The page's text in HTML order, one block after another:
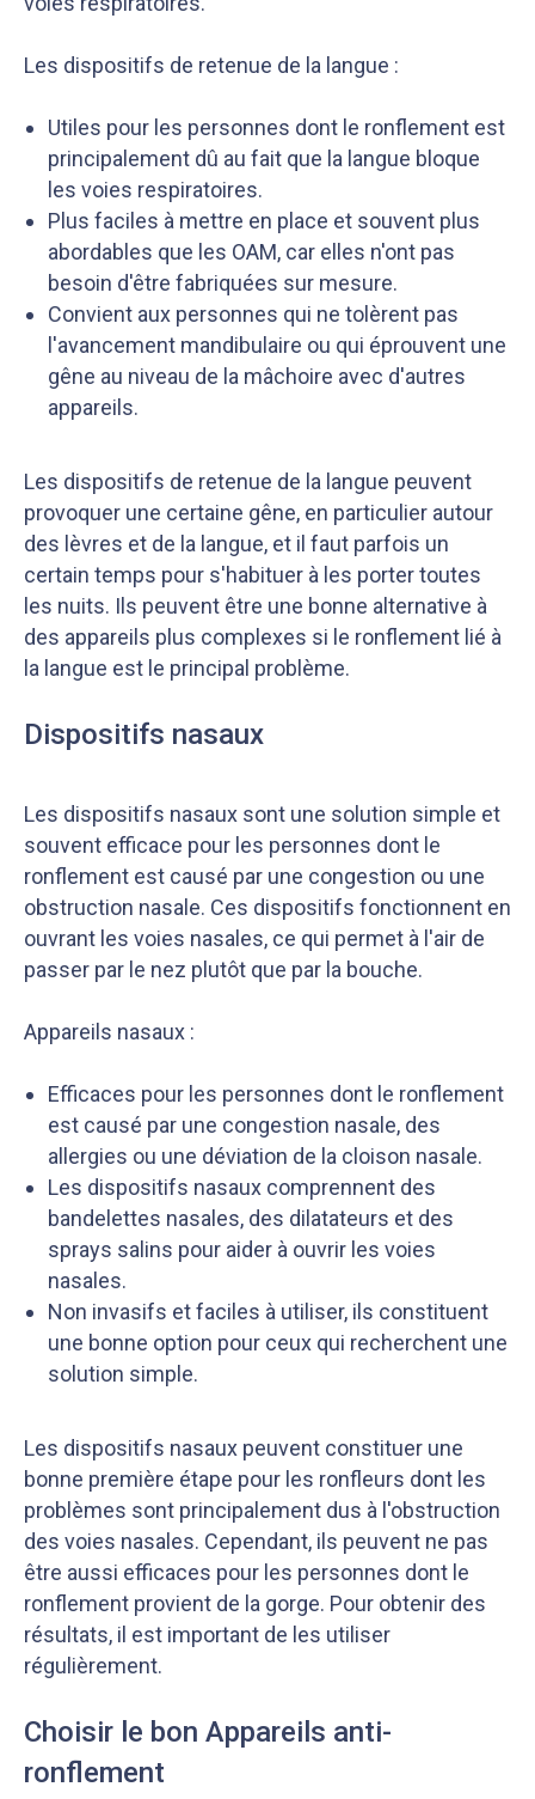
Les dispositifs de retenue de la langue :
Utiles pour les personnes dont le ronflement est
principalement dû au fait que la langue bloque
les voies respiratoires.
Plus faciles à mettre en place et souvent plus
abordables que les OAM, car elles n'ont pas
besoin d'être fabriquées sur mesure.
Convient aux personnes qui ne tolèrent pas
l'avancement mandibulaire ou qui éprouvent une
gêne au niveau de la mâchoire avec d'autres
appareils.
Les dispositifs de retenue de la langue peuvent
provoquer une certaine gêne, en particulier autour
des lèvres et de la langue, et il faut parfois un
certain temps pour s'habituer à les porter toutes
les nuits. Ils peuvent être une bonne alternative à
des appareils plus complexes si le ronflement lié à
la langue est le principal problème.
Dispositifs nasaux
Les dispositifs nasaux sont une solution simple et
souvent efficace pour les personnes dont le
ronflement est causé par une congestion ou une
obstruction nasale. Ces dispositifs fonctionnent en
ouvrant les voies nasales, ce qui permet à l'air de
passer par le nez plutôt que par la bouche.
Appareils nasaux :
Efficaces pour les personnes dont le ronflement
est causé par une congestion nasale, des
allergies ou une déviation de la cloison nasale.
Les dispositifs nasaux comprennent des
bandelettes nasales, des dilatateurs et des
sprays salins pour aider à ouvrir les voies
nasales.
Non invasifs et faciles à utiliser, ils constituent
une bonne option pour ceux qui recherchent une
solution simple.
Les dispositifs nasaux peuvent constituer une
bonne première étape pour les ronfleurs dont les
problèmes sont principalement dus à l'obstruction
des voies nasales. Cependant, ils peuvent ne pas
être aussi efficaces pour les personnes dont le
ronflement provient de la gorge. Pour obtenir des
résultats, il est important de les utiliser
régulièrement.
Choisir le bon Appareils anti-
ronflement